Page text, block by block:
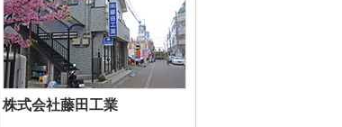
株式会社藤田工業